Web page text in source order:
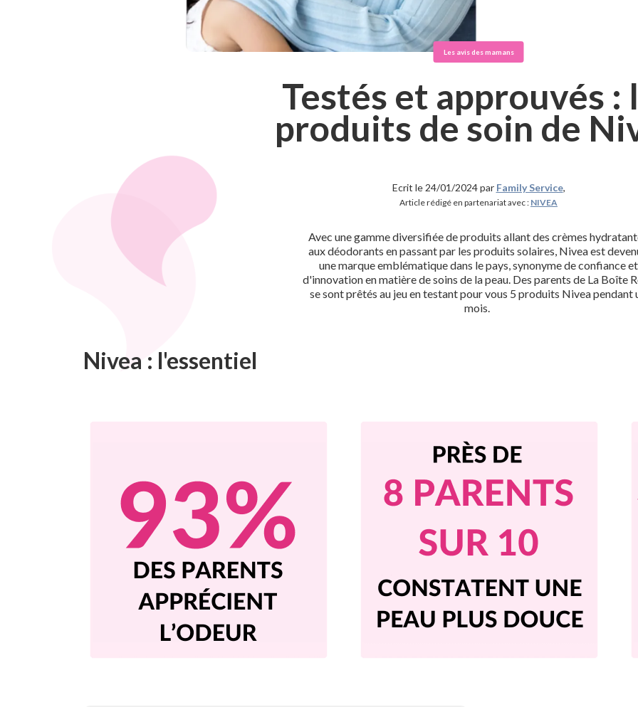
Les avis des mamans
Testés et approuvés :
produits de soin de
Ecrit le 24/01/2024 par Family Service,
Article rédigé en partenariat avec : NIVEA
Avec une gamme diversifiée de produits allant des crèmes
aux déodorants en passant par les produits solaires, Nivea est
une marque emblématique dans le pays, synonyme de confiance et
d'innovation en matière de soins de la peau. Des parents de La Boîte
se sont prêtés au jeu en testant pour vous 5 produits Nivea pendant
mois.
Nivea : l'essentiel